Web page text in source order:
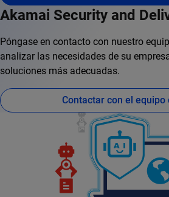
Akamai Security and
Póngase en contacto con nuestro
analizar las necesidades de su
soluciones más adecuadas.
Contactar con el equipo